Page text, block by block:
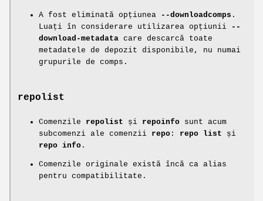
A fost eliminată opțiunea --downloadcomps .
Luați în considerare utilizarea opțiunii
--
download-metadata care descarcă toate
metadatele de depozit disponibile, nu numai
grupurile de comps.
repolist
Comenzile repolist și repoinfo sunt acum
subcomenzi ale comenzii repo : repo list și
repo info .
Comenzile originale există încă ca alias
pentru compatibilitate.